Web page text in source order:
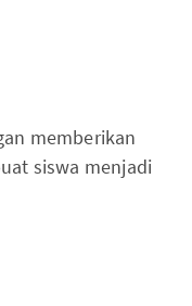
memberikan
siswa menjadi